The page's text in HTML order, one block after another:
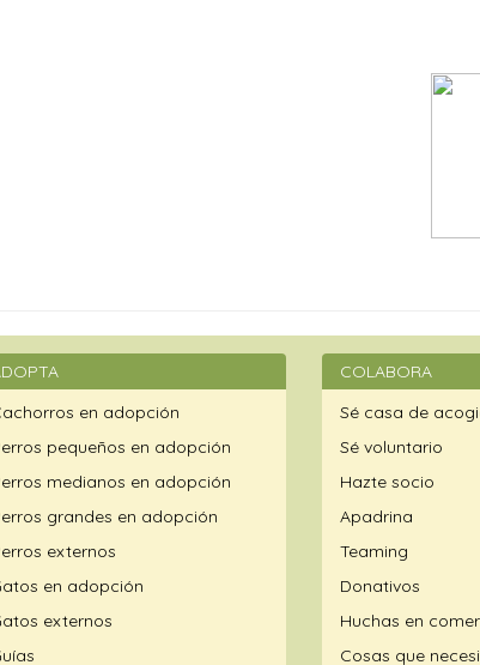
en adopción
pequeños en adopción
medianos en adopción
grandes en adopción
externos
en adopción
externos
COLABORA
Sé casa de
Sé voluntario
Hazte socio
Apadrina
Teaming
Donativos
Huchas en
Cosas que